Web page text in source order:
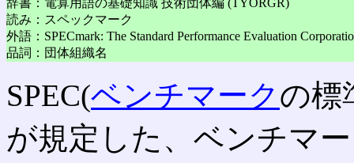
辞書：電算用語の基礎知識 技術団体編 (TYORGR)
読み：スペックマーク
外語：SPECmark: The Standard Performance Evaluation
品詞：団体組織名
SPEC(ベンチマークの標
が規定した、ベンチマ